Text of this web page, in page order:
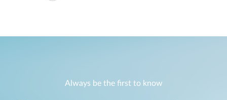
Always be the first to know